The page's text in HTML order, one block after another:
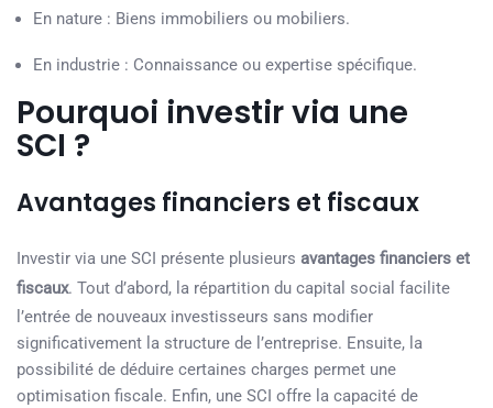
En nature : Biens immobiliers ou mobiliers.
En industrie : Connaissance ou expertise spécifique.
Pourquoi investir via une
SCI ?
Avantages financiers et fiscaux
Investir via une SCI présente plusieurs avantages financiers et
fiscaux. Tout d’abord, la répartition du capital social facilite
l’entrée de nouveaux investisseurs sans modifier
significativement la structure de l’entreprise. Ensuite, la
possibilité de déduire certaines charges permet une
optimisation fiscale. Enfin, une SCI offre la capacité de